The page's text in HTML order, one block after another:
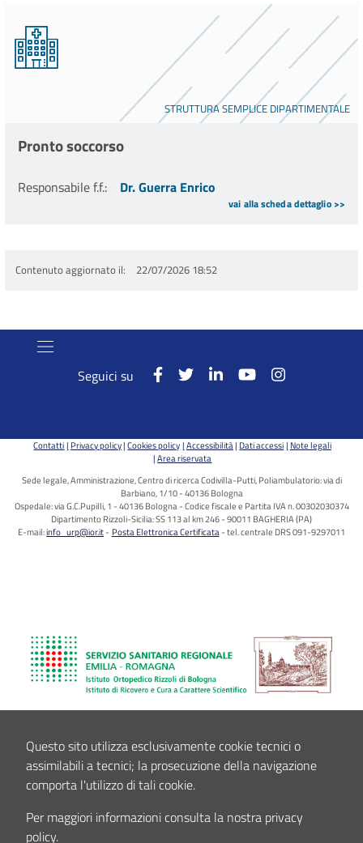
STRUTTURA SEMPLICE DIPARTIMENTALE
Pronto soccorso
Responsabile f.f.: Dr. Guerra Enrico
vai alla scheda dettaglio >>
Contenuto aggiornato il 22/07/2026 18:52
Seguici su
Contatti Privacy policy Cookies policy Accessibilità Dati accessi Note legali
Area riservata
Sede legale, Amministrazione, Centro di ricerca Codivilla-Putti, Poliambulatorio: via di
Barbiano, 1/10 - 40136 Bologna
Ospedale: via G.C.Pupilli, 1 - 40136 Bologna - Codice fiscale e Partita IVA n. 00302030374
Dipartimento Rizzoli-Sicilia: SS 113 al km 246 - 90011 BAGHERIA (PA)
E-mail:info_urp@ior.it Posta Elettronica Certificata tel. centrale DRS 091-9297011
Questo sito utilizza esclusivamente cookie tecnici o
assimilabili a tecnici; la prosecuzione della navigazione
comporta l'utilizzo di tali cookie.
Per maggiori informazioni consulta la nostra privacy
policy.